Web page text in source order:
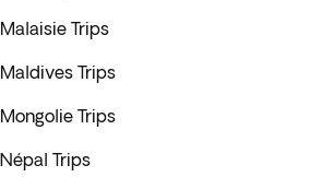
Malaisie Trips
Maldives Trips
Mongolie Trips
Népal Trips